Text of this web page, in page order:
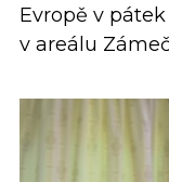
Evropě v
v areálu